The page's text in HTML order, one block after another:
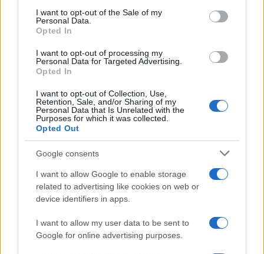
consent section.
I want to opt-out of the Sale of my
Personal Data.
Opted In
I want to opt-out of processing my
Personal Data for Targeted Advertising.
Opted In
I want to opt-out of Collection, Use,
Retention, Sale, and/or Sharing of my
Personal Data that Is Unrelated with the
Purposes for which it was collected.
Opted Out
Google consents
I want to allow Google to enable storage
related to advertising like cookies on web or
device identifiers in apps.
I want to allow my user data to be sent to
Google for online advertising purposes.
Paolo Pinna
Martina Agostina Diturco
I nostri cari
I nostri cari
I nostri cari